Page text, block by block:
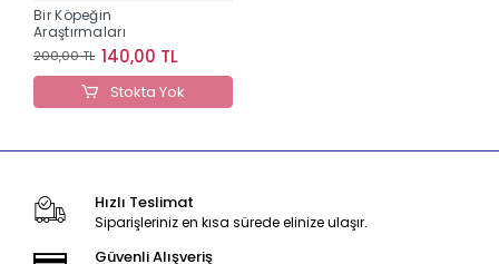
Bir Köpeğin
Araştırmaları
200,00 TL 140,00 TL
Stokta Yok
Hızlı Teslimat
Siparişleriniz en kısa sürede elinize ulaşır.
Güvenli Alışveriş